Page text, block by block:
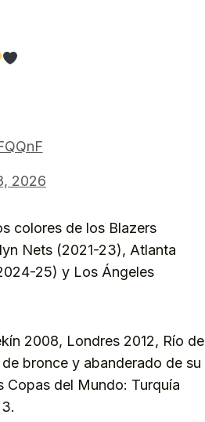
2026
colores de los Blazers
Nets (2021-23), Atlanta
25) y Los Ángeles
2008, Londres 2012, Río de
bronce y abanderado de su
Copas del Mundo: Turquía